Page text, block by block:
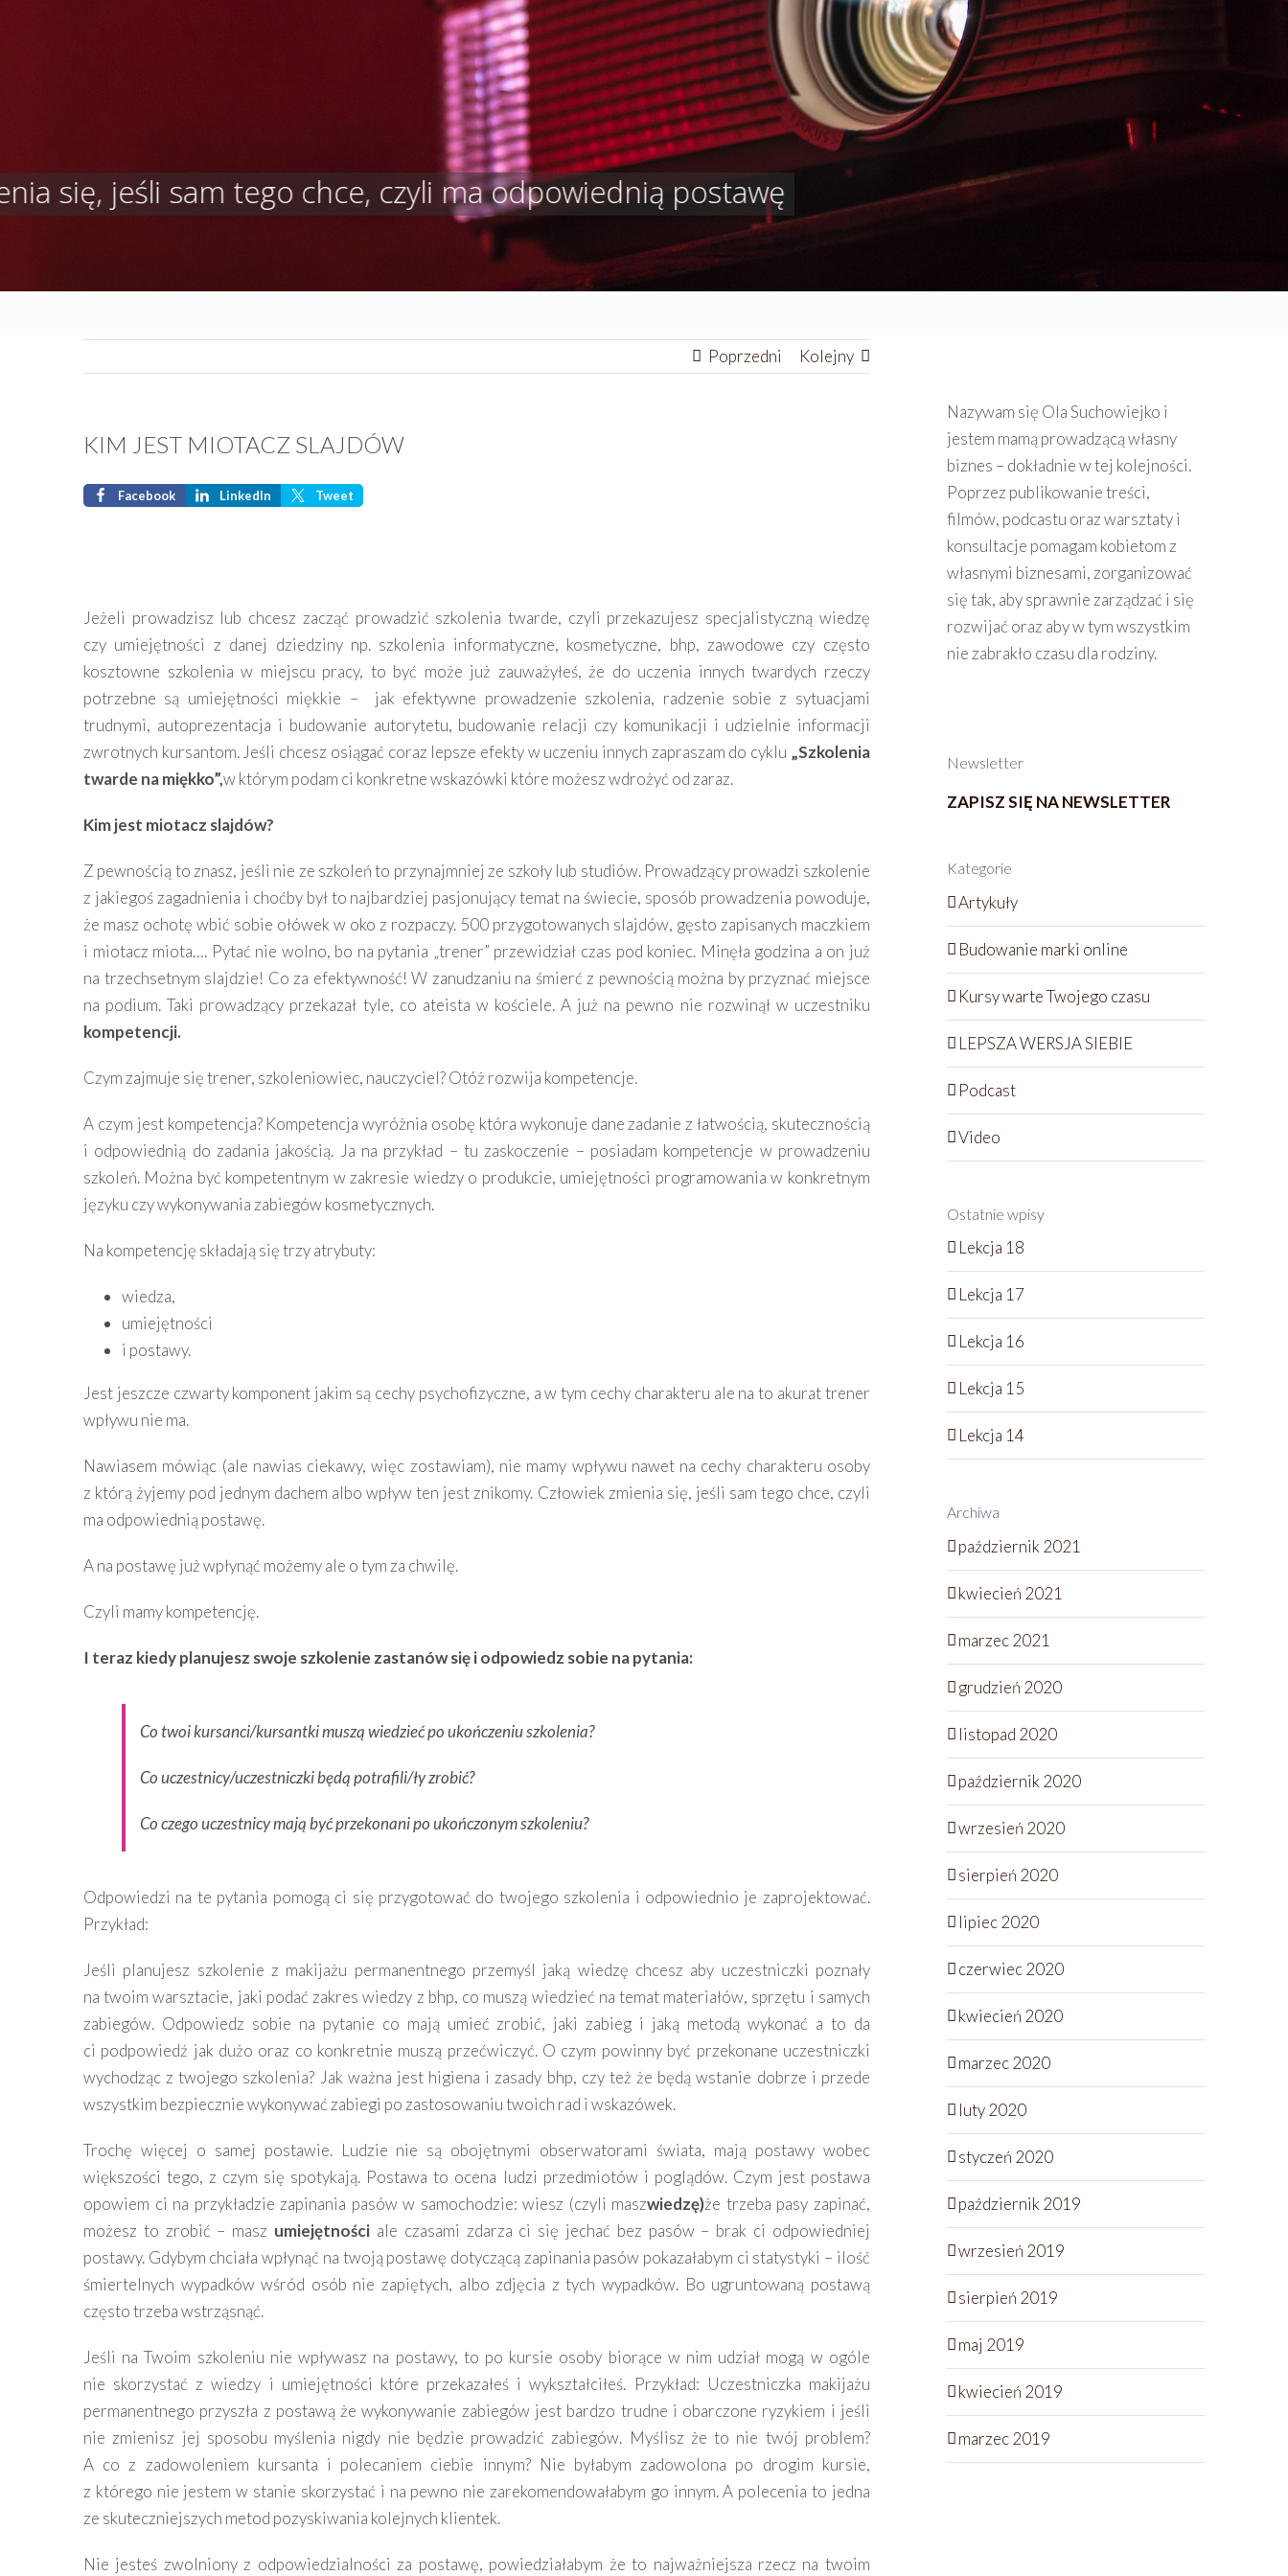
Poprzedni Kolejny
KIM JEST MIOTACZ SLAJDÓW
Facebook LinkedIn Tweet
Jeżeli prowadzisz lub chcesz zacząć prowadzić szkolenia twarde, czyli przekazujesz specjalistyczną wiedzę
czy umiejętności z danej dziedziny np. szkolenia informatyczne, kosmetyczne, bhp, zawodowe czy często
kosztowne szkolenia w miejscu pracy, to być może już zauważyłeś, że do uczenia innych twardych rzeczy
potrzebne są umiejętności miękkie – jak efektywne prowadzenie szkolenia, radzenie sobie z sytuacjami
trudnymi, autoprezentacja i budowanie autorytetu, budowanie relacji czy komunikacji i udzielnie informacji
zwrotnych kursantom. Jeśli chcesz osiągać coraz lepsze efekty w uczeniu innych zapraszam do cyklu „Szkolenia
twarde na miękko”,w którym podam ci konkretne wskazówki które możesz wdrożyć od zaraz.
Kim jest miotacz slajdów?
Z pewnością to znasz, jeśli nie ze szkoleń to przynajmniej ze szkoły lub studiów. Prowadzący prowadzi szkolenie
z jakiegoś zagadnienia i choćby był to najbardziej pasjonujący temat na świecie, sposób prowadzenia powoduje,
że masz ochotę wbić sobie ołówek w oko z rozpaczy. 500 przygotowanych slajdów, gęsto zapisanych maczkiem
i miotacz miota…. Pytać nie wolno, bo na pytania „trener” przewidział czas pod koniec. Minęła godzina a on już
na trzechsetnym slajdzie! Co za efektywność! W zanudzaniu na śmierć z pewnością można by przyznać miejsce
na podium. Taki prowadzący przekazał tyle, co ateista w kościele. A już na pewno nie rozwinął w uczestniku
kompetencji.
Czym zajmuje się trener, szkoleniowiec, nauczyciel? Otóż rozwija kompetencje.
A czym jest kompetencja? Kompetencja wyróżnia osobę która wykonuje dane zadanie z łatwością, skutecznością
i odpowiednią do zadania jakością. Ja na przykład – tu zaskoczenie – posiadam kompetencje w prowadzeniu
szkoleń. Można być kompetentnym w zakresie wiedzy o produkcie, umiejętności programowania w konkretnym
języku czy wykonywania zabiegów kosmetycznych.
Na kompetencję składają się trzy atrybuty:
wiedza,
umiejętności
i postawy.
Jest jeszcze czwarty komponent jakim są cechy psychofizyczne, a w tym cechy charakteru ale na to akurat trener
wpływu nie ma.
Nawiasem mówiąc (ale nawias ciekawy, więc zostawiam), nie mamy wpływu nawet na cechy charakteru osoby
z którą żyjemy pod jednym dachem albo wpływ ten jest znikomy. Człowiek zmienia się, jeśli sam tego chce, czyli
ma odpowiednią postawę.
A na postawę już wpłynąć możemy ale o tym za chwilę.
Czyli mamy kompetencję.
I teraz kiedy planujesz swoje szkolenie zastanów się i odpowiedz sobie na pytania:
Co twoi kursanci/kursantki muszą wiedzieć po ukończeniu szkolenia?
Co uczestnicy/uczestniczki będą potrafili/ły zrobić?
Co czego uczestnicy mają być przekonani po ukończonym szkoleniu?
Odpowiedzi na te pytania pomogą ci się przygotować do twojego szkolenia i odpowiednio je zaprojektować.
Przykład:
Jeśli planujesz szkolenie z makijażu permanentnego przemyśl jaką wiedzę chcesz aby uczestniczki poznały
na twoim warsztacie, jaki podać zakres wiedzy z bhp, co muszą wiedzieć na temat materiałów, sprzętu i samych
zabiegów. Odpowiedz sobie na pytanie co mają umieć zrobić, jaki zabieg i jaką metodą wykonać a to da
ci podpowiedź jak dużo oraz co konkretnie muszą przećwiczyć. O czym powinny być przekonane uczestniczki
wychodząc z twojego szkolenia? Jak ważna jest higiena i zasady bhp, czy też że będą wstanie dobrze i przede
wszystkim bezpiecznie wykonywać zabiegi po zastosowaniu twoich rad i wskazówek.
Trochę więcej o samej postawie. Ludzie nie są obojętnymi obserwatorami świata, mają postawy wobec
większości tego, z czym się spotykają. Postawa to ocena ludzi przedmiotów i poglądów. Czym jest postawa
opowiem ci na przykładzie zapinania pasów w samochodzie: wiesz (czyli maszwiedzę)że trzeba pasy zapinać,
możesz to zrobić – masz umiejętności ale czasami zdarza ci się jechać bez pasów – brak ci odpowiedniej
postawy. Gdybym chciała wpłynąć na twoją postawę dotyczącą zapinania pasów pokazałabym ci statystyki – ilość
śmiertelnych wypadków wśród osób nie zapiętych, albo zdjęcia z tych wypadków. Bo ugruntowaną postawą
często trzeba wstrząsnąć.
Jeśli na Twoim szkoleniu nie wpływasz na postawy, to po kursie osoby biorące w nim udział mogą w ogóle
nie skorzystać z wiedzy i umiejętności które przekazałeś i wykształciłeś. Przykład: Uczestniczka makijażu
permanentnego przyszła z postawą że wykonywanie zabiegów jest bardzo trudne i obarczone ryzykiem i jeśli
nie zmienisz jej sposobu myślenia nigdy nie będzie prowadzić zabiegów. Myślisz że to nie twój problem?
A co z zadowoleniem kursanta i polecaniem ciebie innym? Nie byłabym zadowolona po drogim kursie,
z którego nie jestem w stanie skorzystać i na pewno nie zarekomendowałabym go innym. A polecenia to jedna
ze skuteczniejszych metod pozyskiwania kolejnych klientek.
Nie jesteś zwolniony z odpowiedzialności za postawę, powiedziałabym że to najważniejsza rzecz na twoim
Nazywam się Ola Suchowiejko i
jestem mamą prowadzącą własny
biznes – dokładnie w tej kolejności.
Poprzez publikowanie treści,
filmów, podcastu oraz warsztaty i
konsultacje pomagam kobietom z
własnymi biznesami, zorganizować
się tak, aby sprawnie zarządzać i się
rozwijać oraz aby w tym wszystkim
nie zabrakło czasu dla rodziny.
Newsletter
ZAPISZ SIĘ NA NEWSLETTER
Kategorie
Artykuły
Budowanie marki online
Kursy warte Twojego czasu
LEPSZA WERSJA SIEBIE
Podcast
Video
Ostatnie wpisy
Lekcja 18
Lekcja 17
Lekcja 16
Lekcja 15
Lekcja 14
Archiwa
październik 2021
kwiecień 2021
marzec 2021
grudzień 2020
listopad 2020
październik 2020
wrzesień 2020
sierpień 2020
lipiec 2020
czerwiec 2020
kwiecień 2020
marzec 2020
luty 2020
styczeń 2020
październik 2019
wrzesień 2019
sierpień 2019
maj 2019
kwiecień 2019
marzec 2019